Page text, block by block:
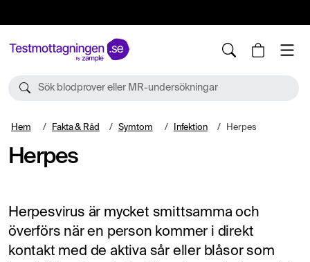
Sök blodprover eller MR-undersökningar
Hem Fakta & Råd Symtom Infektion Herpes
Herpes
Herpesvirus är mycket smittsamma och
överförs när en person kommer i direkt
kontakt med de aktiva sår eller blåsor som